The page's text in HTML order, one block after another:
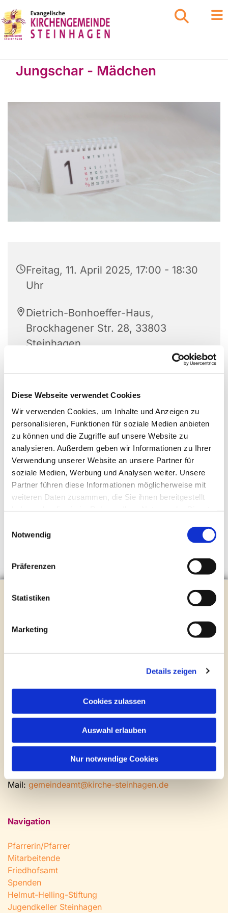
Diese Webseite verwendet Cookies
Wir verwenden Cookies, um Inhalte und Anzeigen zu
personalisieren, Funktionen für soziale Medien anbieten
zu können und die Zugriffe auf unsere Website zu
analysieren. Außerdem geben wir Informationen zu Ihrer
Verwendung unserer Website an unsere Partner für
soziale Medien, Werbung und Analysen weiter. Unsere
Partner führen diese Informationen möglicherweise mit
weiteren Daten zusammen, die Sie ihnen bereitgestellt
Notwendig
Präferenzen
Statistiken
Marketing
Details zeigen
Cookies zulassen
Auswahl erlauben
Nur notwendige Cookies
Jungschar - Mädchen
Freitag, 11. April 2025, 17:00 - 18:30
Uhr
Dietrich-Bonhoeffer-Haus,
Brockhagener Str. 28, 33803
Steinhagen
Evangelische Kirchengemeinde Steinhagen
Mail:gemeindeamt@kirche-steinhagen.de
Gemeinde- und Friedhofsamt
Montag: geschlossen
Nachmittags nach Vereinbarung
0 52 04 / 36 28
Fax: 0 52 04 / 25 65
Mail: gemeindeamt@kirche-steinhagen.de
Navigation
Pfarrerin/Pfarrer
Mitarbeitende
Friedhofsamt
Spenden
Helmut-Helling-Stiftung
Jugendkeller Steinhagen